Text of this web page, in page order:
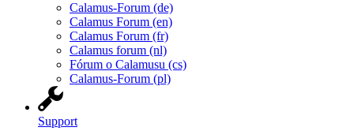
Calamus-Forum (de)
Calamus Forum (en)
Calamus Forum (fr)
Calamus forum (nl)
Fórum o Calamusu (cs)
Calamus-Forum (pl)
Support